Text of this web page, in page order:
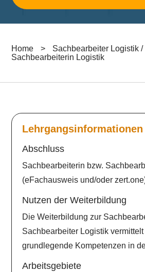
Home >
Sachbearbeiter Logistik /
Sachbearbeiterin Logistik
Lehrgangsinformationen
Abschluss
Sachbearbeiterin bzw.
(eFachausweis und/oder
Nutzen der Weiterbildung
Die Weiterbildung zur
Sachbearbeiter Logistik
grundlegende Kompetenzen in
Arbeitsgebiete